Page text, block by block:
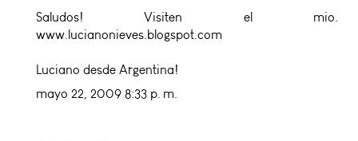
Saludos! Visiten el mio.
www.lucianonieves.blogspot.com
Luciano desde Argentina!
mayo 22, 2009 8:33 p. m.